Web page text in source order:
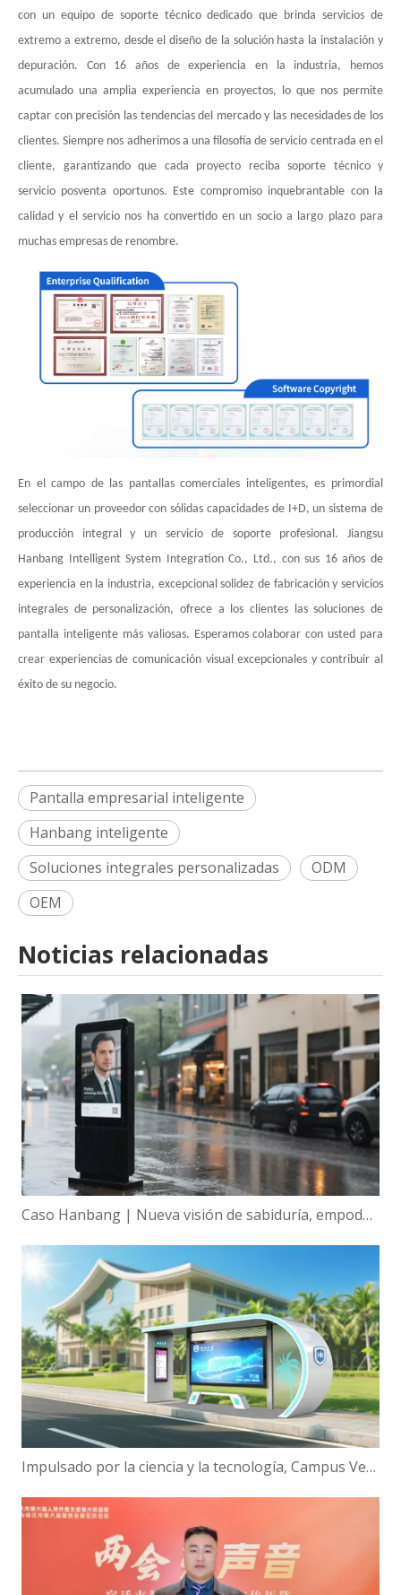
con un equipo de soporte técnico dedicado que brinda servicios de
extremo a extremo, desde el diseño de la solución hasta la instalación y
depuración. Con 16 años de experiencia en la industria, hemos
acumulado una amplia experiencia en proyectos, lo que nos permite
captar con precisión las tendencias del mercado y las necesidades de los
clientes. Siempre nos adherimos a una filosofía de servicio centrada en el
cliente, garantizando que cada proyecto reciba soporte técnico y
servicio posventa oportunos. Este compromiso inquebrantable con la
calidad y el servicio nos ha convertido en un socio a largo plazo para
muchas empresas de renombre.
En el campo de las pantallas comerciales inteligentes, es primordial
seleccionar un proveedor con sólidas capacidades de I+D, un sistema de
producción integral y un servicio de soporte profesional. Jiangsu
Hanbang Intelligent System Integration Co., Ltd., con sus 16 años de
experiencia en la industria, excepcional solidez de fabricación y servicios
integrales de personalización, ofrece a los clientes las soluciones de
pantalla inteligente más valiosas. Esperamos colaborar con usted para
crear experiencias de comunicación visual excepcionales y contribuir al
éxito de su negocio.
Pantalla empresarial inteligente
Hanbang inteligente
Soluciones integrales personalizadas
ODM
OEM
Noticias relacionadas
Caso Hanbang | Nueva visión de sabiduría, empoderamiento global de la tecnología de visualización inteligente de Hanbang
Impulsado por la ciencia y la tecnología, Campus Verde | ¡Hanbang Intelligence trabaja con la Universidad de Hainan para construir una nueva ecología de viajes inteligentes!